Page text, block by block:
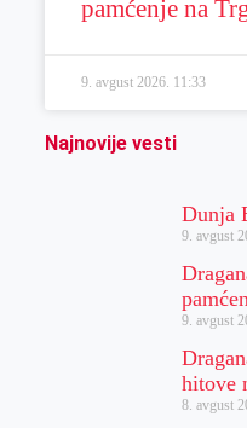
pamćenje na
9. avgust 2026. 11:33
Najnovije vesti
Dunja
9. avgust
9. avgust
hitove
8. avgust